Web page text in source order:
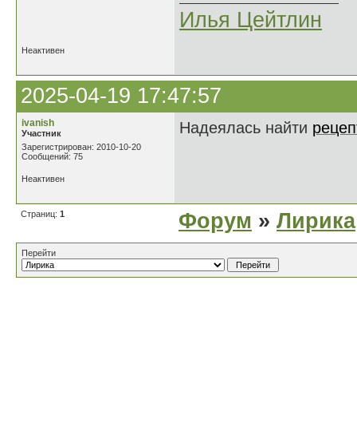
Илья Цейтлин
Неактивен
2025-04-19 17:47:57
ivanish
Участник
Зарегистрирован: 2010-10-20
Сообщений: 75
Надеялась найти
Неактивен
Страниц: 1 Форум » Лирика
Перейти